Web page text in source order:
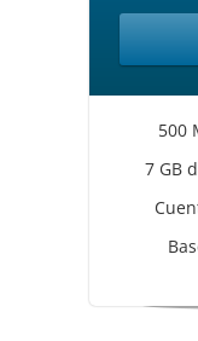
500
7 GB